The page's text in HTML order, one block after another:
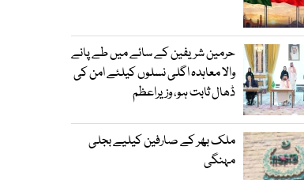
حرمین شریفین کے سائے میں طے پانے
والا معاہدہ اگلی نسلوں کیلئے امن کی
ڈھال ثابت ہو، وزیراعظم
ملک بھر کے صارفین کیلیے بجلی
مہنگی